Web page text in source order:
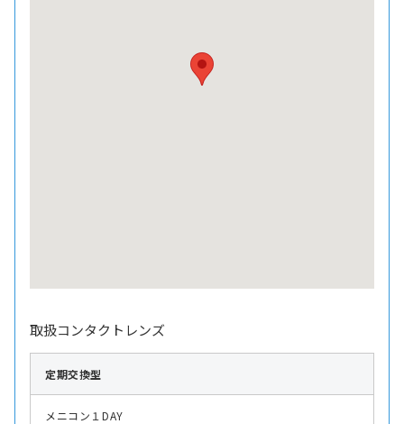
取扱コンタクトレンズ
定期交換型
メニコン１DAY